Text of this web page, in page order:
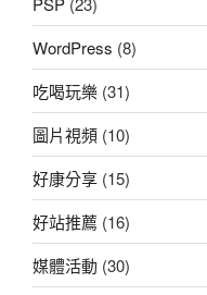
WordPress (8)
吃喝玩樂 (31)
圖片視頻 (10)
好康分享 (15)
好站推薦 (16)
媒體活動 (30)